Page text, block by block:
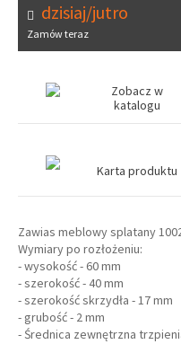
dzisiaj/jutro
Zamów teraz
Zobacz w
katalogu
Karta produktu
Zawias meblowy splatany
Wymiary po rozłożeniu:
- wysokość - 60 mm
- szerokość - 40 mm
- szerokość skrzydła - 17 mm
- grubość - 2 mm
- Średnica zewnętrzna